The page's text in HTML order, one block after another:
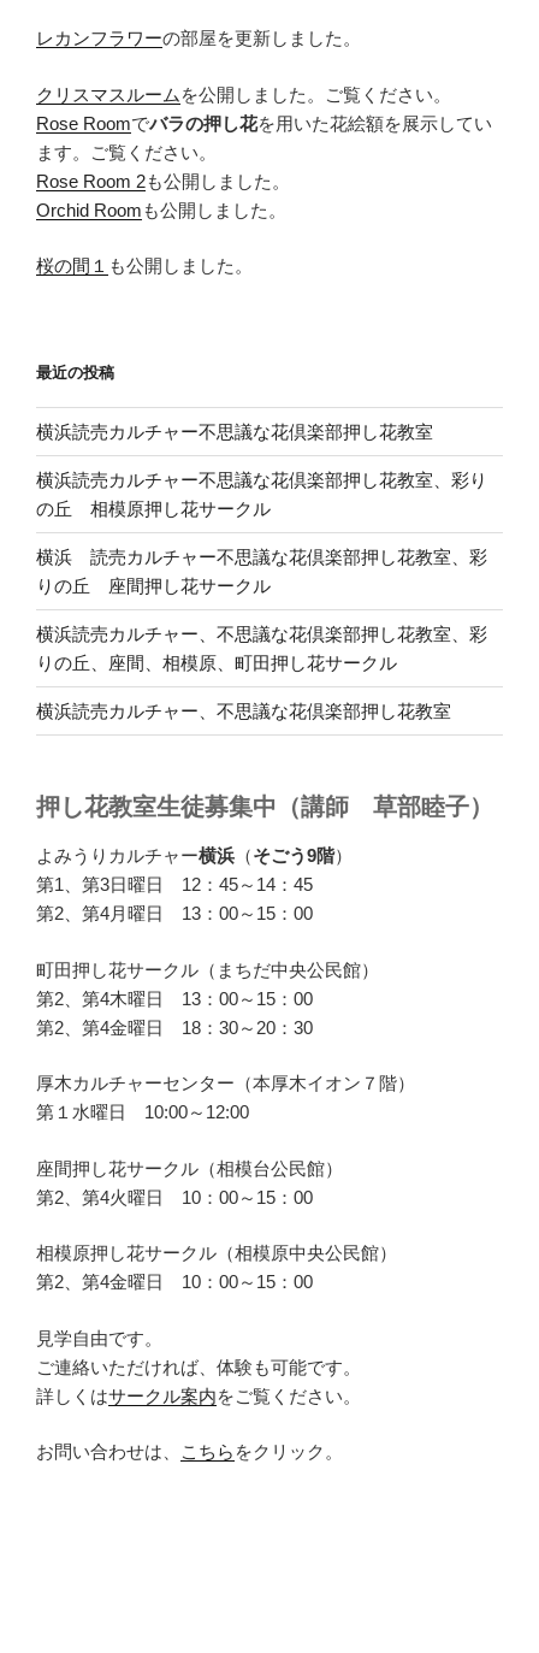
レカンフラワーの部屋を更新しました。
クリスマスルーム を公開しました。ご覧ください。
Rose Roomでバラの押し花を用いた花絵額を展示してい
ます。ご覧ください。
Rose Room 2も公開しました。
Orchid Room も公開しました。
桜の間１ も公開しました。
最近の投稿
横浜読売カルチャー不思議な花倶楽部押し花教室
横浜読売カルチャー不思議な花倶楽部押し花教室、彩り
の丘 相模原押し花サークル
横浜 読売カルチャー不思議な花倶楽部押し花教室、彩
りの丘 座間押し花サークル
横浜読売カルチャー、不思議な花倶楽部押し花教室、彩
りの丘、座間、相模原、町田押し花サークル
横浜読売カルチャー、不思議な花倶楽部押し花教室
押し花教室生徒募集中（講師 草部睦子）
よみうりカルチャー横浜 （そごう9階）
第1、第3日曜日 12：45～14：45
第2、第4月曜日 13：00～15：00
町田押し花サークル（まちだ中央公民館）
第2、第4木曜日 13：00～15：00
第2、第4金曜日 18：30～20：30
厚木カルチャーセンター（本厚木イオン７階）
第１水曜日 10:00～12:00
座間押し花サークル（相模台公民館）
第2、第4火曜日 10：00～15：00
相模原押し花サークル（相模原中央公民館）
第2、第4金曜日 10：00～15：00
見学自由です。
ご連絡いただければ、体験も可能です。
詳しくはサークル案内をご覧ください。
お問い合わせは、 こちら をクリック。